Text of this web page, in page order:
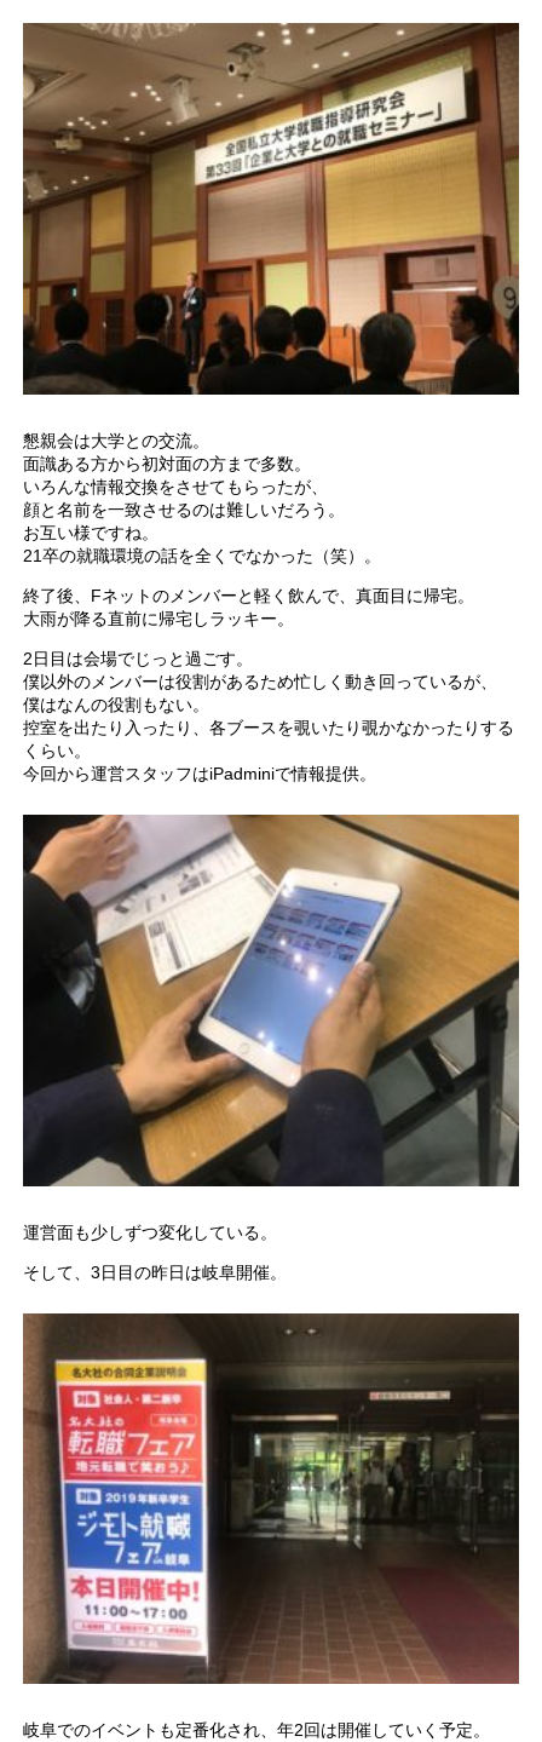
懇親会は大学との交流。
面識ある方から初対面の方まで多数。
いろんな情報交換をさせてもらったが、
顔と名前を一致させるのは難しいだろう。
お互い様ですね。
21卒の就職環境の話を全くでなかった（笑）。
終了後、Fネットのメンバーと軽く飲んで、真面目に帰宅。
大雨が降る直前に帰宅しラッキー。
2日目は会場でじっと過ごす。
僕以外のメンバーは役割があるため忙しく動き回っているが、
僕はなんの役割もない。
控室を出たり入ったり、各ブースを覗いたり覗かなかったりする
くらい。
今回から運営スタッフはiPadminiで情報提供。
運営面も少しずつ変化している。
そして、3日目の昨日は岐阜開催。
岐阜でのイベントも定番化され、年2回は開催していく予定。